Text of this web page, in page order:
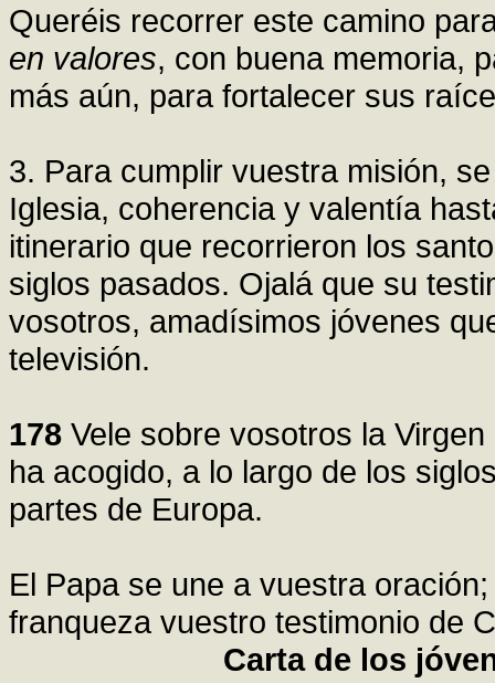
Queréis recorrer este camino
en valores, con buena memoria,
más aún, para fortalecer sus
3. Para cumplir vuestra misión,
Iglesia, coherencia y valentía
itinerario que recorrieron los
siglos pasados. Ojalá que su
vosotros, amadísimos jóvenes
televisión.
178 Vele sobre vosotros la
ha acogido, a lo largo de los
partes de Europa.
El Papa se une a vuestra
franqueza vuestro testimonio de
Carta de los